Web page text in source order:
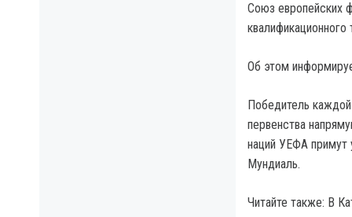
Союз европейских
Об этом
Победитель каждой
первенства
наций УЕФА примут
Мундиаль.
Читайте также: В